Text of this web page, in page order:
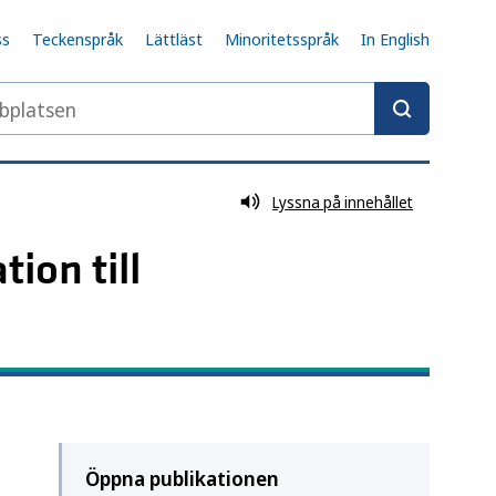
Teckenspråk Lättläst Minoritetsspråk In English
Lyssna på innehållet
till
Öppna publikationen